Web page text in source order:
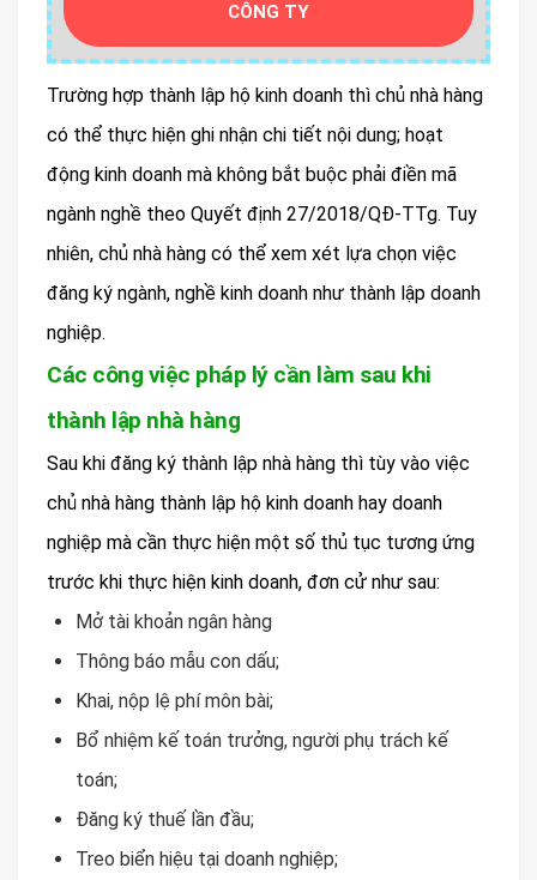
CÔNG TY
Trường hợp thành lập hộ kinh doanh thì chủ nhà hàng
có thể thực hiện ghi nhận chi tiết nội dung; hoạt
động kinh doanh mà không bắt buộc phải điền mã
ngành nghề theo Quyết định 27/2018/QĐ-TTg. Tuy
nhiên, chủ nhà hàng có thể xem xét lựa chọn việc
đăng ký ngành, nghề kinh doanh như thành lập doanh
nghiệp.
Các công việc pháp lý cần làm sau khi
thành lập nhà hàng
Sau khi đăng ký thành lập nhà hàng thì tùy vào việc
chủ nhà hàng thành lập hộ kinh doanh hay doanh
nghiệp mà cần thực hiện một số thủ tục tương ứng
trước khi thực hiện kinh doanh, đơn cử như sau:
Mở tài khoản ngân hàng
Thông báo mẫu con dấu;
Khai, nộp lệ phí môn bài;
Bổ nhiệm kế toán trưởng, người phụ trách kế
toán;
Đăng ký thuế lần đầu;
Treo biển hiệu tại doanh nghiệp;